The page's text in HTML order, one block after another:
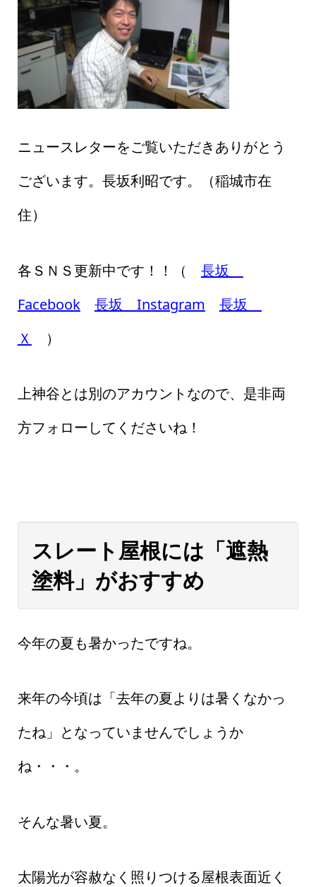
ニュースレターをご覧いただきありがとう
ございます。長坂利昭です。（稲城市在
住）
各ＳＮＳ更新中です！！（ 長坂
Facebook
長坂 Instagram
長坂
Ｘ
）
上神谷とは別のアカウントなので、是非両
方フォローしてくださいね！
スレート屋根には「遮熱
塗料」がおすすめ
今年の夏も暑かったですね。
来年の今頃は「去年の夏よりは暑くなかっ
たね」となっていませんでしょうか
ね・・・。
そんな暑い夏。
太陽光が容赦なく照りつける屋根表面近く